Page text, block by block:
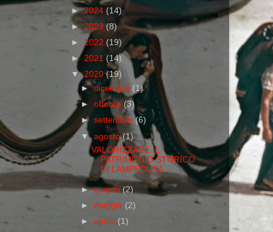
►2024 (14)
►2023 (8)
► 2022 (19)
► 2021 (14)
▼2020(19)
►dicembre (1)
►ottobre (3)
►settembre(6)
▼agosto(1)
VALORIZZARE IL
PATRIMONIO STORICO
DI LAMPEDUSA
►giugno (2)
► maggio (2)
►aprile(1)